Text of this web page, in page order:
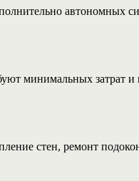
автономных
минимальных затрат
стен, ремонт